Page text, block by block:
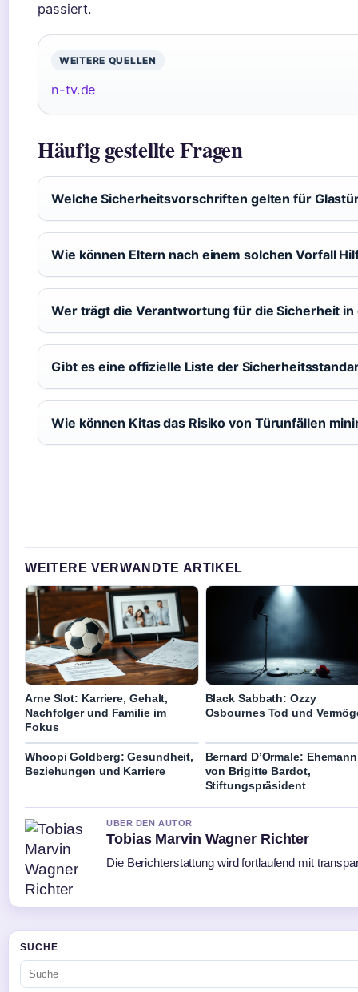
passiert.
WEITERE QUELLEN
n-tv.de
Häufig gestellte Fragen
Welche Sicherheitsvorschriften gelten für
Wie können Eltern nach einem solchen Vorfall
Wer trägt die Verantwortung für die Sicherheit in
Gibt es eine offizielle Liste der
Wie können Kitas das Risiko von Türunfällen
WEITERE VERWANDTE ARTIKEL
Arne Slot: Karriere, Gehalt,
Nachfolger und Familie im
Fokus
Black Sabbath: Ozzy
Osbournes Tod und
Whoopi Goldberg: Gesundheit,
Beziehungen und Karriere
Bernard D’Ormale: Ehemann
von Brigitte Bardot,
Stiftungspräsident
UBER DEN AUTOR
Tobias Marvin Wagner Richter
Die Berichterstattung wird fortlaufend mit
SUCHE